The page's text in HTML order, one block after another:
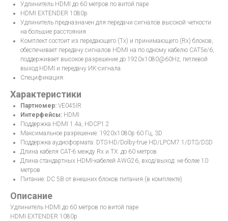
Удлинитель HDMI до 60 метров по витой паре
HDMI EXTENDER 1080p
Удлинитель предназначен для передачи сигналов высокой четкости
на большие расстояния.
Комплект состоит из передающего (Tx) и принимающего (Rx) блоков,
обеспечивает передачу сигналов HDMI на по одному кабелю CAT5e/6,
поддерживает высокое разрешение до 1920x1080@60Hz, петлевой
выход HDMI и передачу ИК-сигнала.
Спецификация:
Характеристики
Партномер: VE045IR
Интерфейсы: HDMI
Поддержка HDMI 1.4а, HDCP1.2
Максимальное разрешение: 1920x1080p 60 Гц, 3D
Поддержка аудиоформата: DTS-HD/Dolby-true HD/LPCM7.1/DTS/DSD
Длина кабеля CAT-6 между Rx и TX: до 60 метров
Длина стандартных HDMI-кабелей AWG26, вход/выход: не более 10
метров
Питание: DC 5В от внешних блоков питания (в комплекте)
Описание
Удлинитель HDMI до 60 метров по витой паре
HDMI EXTENDER 1080p